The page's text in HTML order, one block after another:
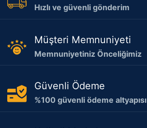
Hızlı ve güvenli gönderim
Müşteri Memnuniyeti
Memnuniyetiniz Önceliğimiz
Güvenli Ödeme
%100 güvenli ödeme altyapısı